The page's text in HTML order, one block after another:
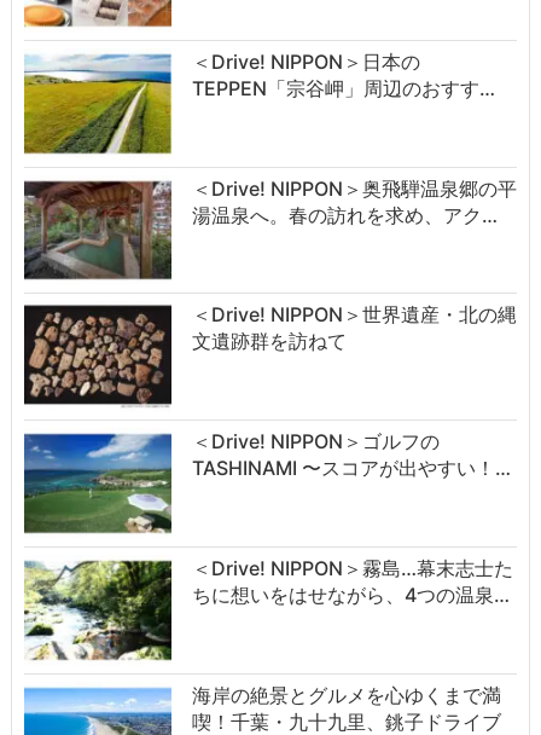
＜Drive! NIPPON＞日本の
TEPPEN「宗谷岬」周辺のおすす…
＜Drive! NIPPON＞奥飛騨温泉郷の平
湯温泉へ。春の訪れを求め、アク…
＜Drive! NIPPON＞世界遺産・北の縄
文遺跡群を訪ねて
＜Drive! NIPPON＞ゴルフの
TASHINAMI 〜スコアが出やすい！…
＜Drive! NIPPON＞霧島…幕末志士た
ちに想いをはせながら、4つの温泉…
海岸の絶景とグルメを心ゆくまで満
喫！千葉・九十九里、銚子ドライブ